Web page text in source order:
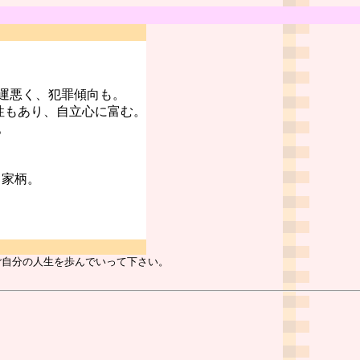
く、犯罪傾向も。
あり、自立心に富む。
柄。
分の人生を歩んでいって下さい。